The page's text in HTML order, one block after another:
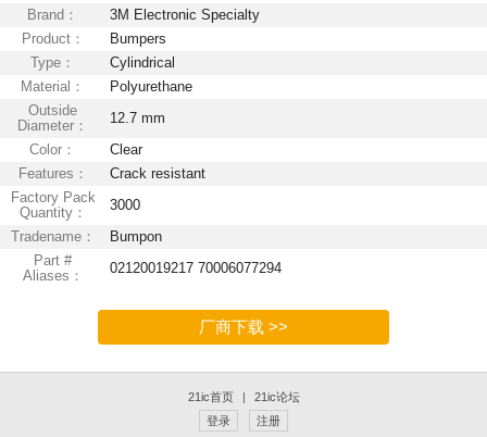
Brand：
3M Electronic Specialty
Product：
Bumpers
Type：
Cylindrical
Material：
Polyurethane
Outside
Diameter：
12.7 mm
Color：
Clear
Features：
Crack resistant
Factory Pack
Quantity：
3000
Tradename：
Bumpon
Part #
Aliases：
02120019217 70006077294
厂商下载 >>
21ic首页 |
21ic论坛
登录
注册